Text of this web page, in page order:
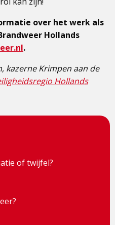
over het werk als
Hollands
.
kazerne Krimpen aan de
Hollands
of twijfel?